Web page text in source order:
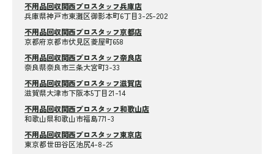
不用品回収関西プロスタッフ兵庫店
兵庫県神戸市東灘区御影本町6丁目3-25-202
不用品回収関西プロスタッフ京都店
京都府京都市伏見区菱屋町658
不用品回収関西プロスタッフ奈良店
奈良県奈良市三条大宮町3-33
不用品回収関西プロスタッフ滋賀店
滋賀県大津市下阪本5丁目21-14
不用品回収関西プロスタッフ和歌山店
和歌山県和歌山市福島771-3
不用品回収関西プロスタッフ東京店
東京都世田谷区池尻4-8-25